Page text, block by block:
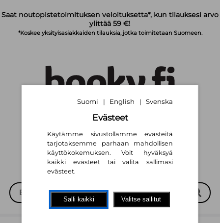
Saat noutopistetoimituksen veloituksetta*, kun tilauksesi arvo
ylittää 59 €!
*Koskee yksityisasiakkaiden tilauksia, jotka toimitetaan Suomeen.
English |
Suomi | English | Svenska
Evästeet
Käytämme sivustollamme evästeitä
tarjotaksemme parhaan mahdollisen
käyttökokemuksen. Voit hyväksyä
kaikki evästeet tai valita sallimasi
evästeet.
Salli kaikki Valitse sallitut